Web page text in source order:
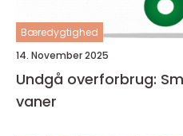
Bæredygtighed
14. November 2025
Undgå overforbrug:
vaner